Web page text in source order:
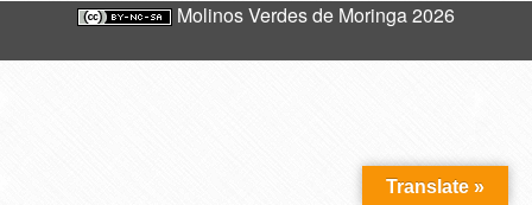
Molinos Verdes de Moringa 2026
Translate »